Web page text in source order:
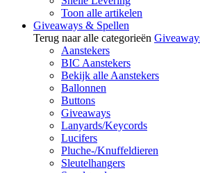
Toon alle artikelen
Giveaways & Spellen
Terug naar alle categorieën
Aanstekers
BIC Aanstekers
Bekijk alle Aanstekers
Ballonnen
Buttons
Giveaways
Lanyards/Keycords
Lucifers
Pluche-/Knuffeldieren
Sleutelhangers